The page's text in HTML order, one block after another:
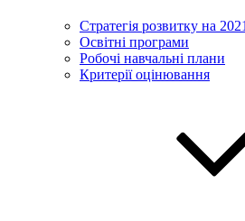
Стратегія розвитку на
Освітні програми
Робочі навчальні плани
Критерії оцінювання